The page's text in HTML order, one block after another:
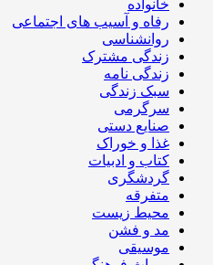
خانواده
رفاه و آسیب های اجتماعی
روانشناسی
زندگی مشترک
زندگی نامه
سبک زندگی
سرگرمی
صنایع دستی
غذا و خوراک
کتاب و ادبیات
گردشگری
متفرقه
محیط زیست
مد و فشن
موسیقی